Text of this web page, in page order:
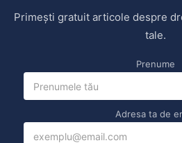
Primești gratuit articole despre
tale.
Prenume
Adresa ta de